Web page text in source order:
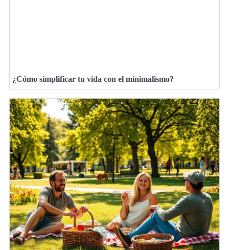
¿Cómo simplificar tu vida con el minimalismo?